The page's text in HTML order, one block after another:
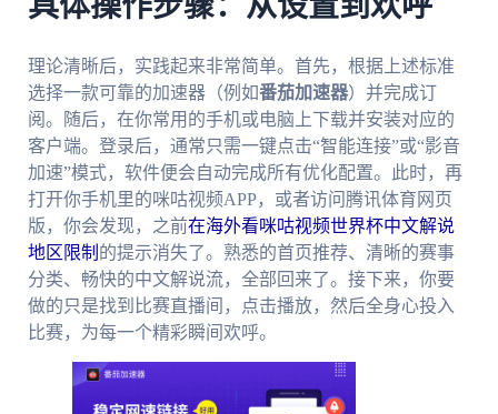
具体操作步骤：从设置到欢呼
理论清晰后，实践起来非常简单。首先，根据上述标准
选择一款可靠的加速器（例如番茄加速器）并完成订
阅。随后，在你常用的手机或电脑上下载并安装对应的
客户端。登录后，通常只需一键点击“智能连接”或“影音
加速”模式，软件便会自动完成所有优化配置。此时，再
打开你手机里的咪咕视频APP，或者访问腾讯体育网页
版，你会发现，之前在海外看咪咕视频世界杯中文解说
地区限制 的提示消失了。熟悉的首页推荐、清晰的赛事
分类、畅快的中文解说流，全部回来了。接下来，你要
做的只是找到比赛直播间，点击播放，然后全身心投入
比赛，为每一个精彩瞬间欢呼。